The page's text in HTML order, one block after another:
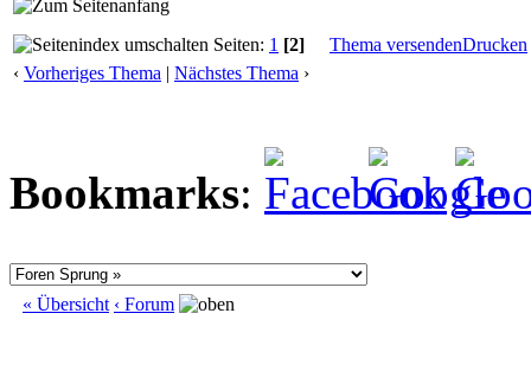
Seiten: 1 [2] Thema versendenDrucken
‹ Vorheriges Thema | Nächstes Thema ›
Bookmarks:
« Übersicht ‹ Forum